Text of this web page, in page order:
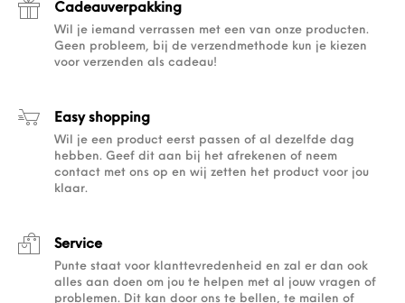
Cadeauverpakking
Wil je iemand verrassen met een van onze producten.
Geen probleem, bij de verzendmethode kun je kiezen
voor verzenden als cadeau!
Easy shopping
Wil je een product eerst passen of al dezelfde dag
hebben. Geef dit aan bij het afrekenen of neem
contact met ons op en wij zetten het product voor jou
klaar.
Service
Punte staat voor klanttevredenheid en zal er dan ook
alles aan doen om jou te helpen met al jouw vragen of
problemen. Dit kan door ons te bellen, te mailen of